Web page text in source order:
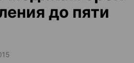
до пяти